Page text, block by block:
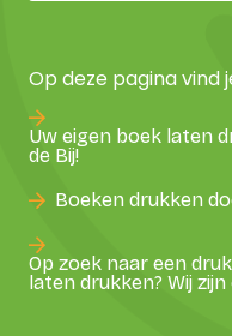
Op deze pagina vind
Uw eigen boek laten
de Bij!
Boeken drukken
Op zoek naar een
laten drukken? Wij